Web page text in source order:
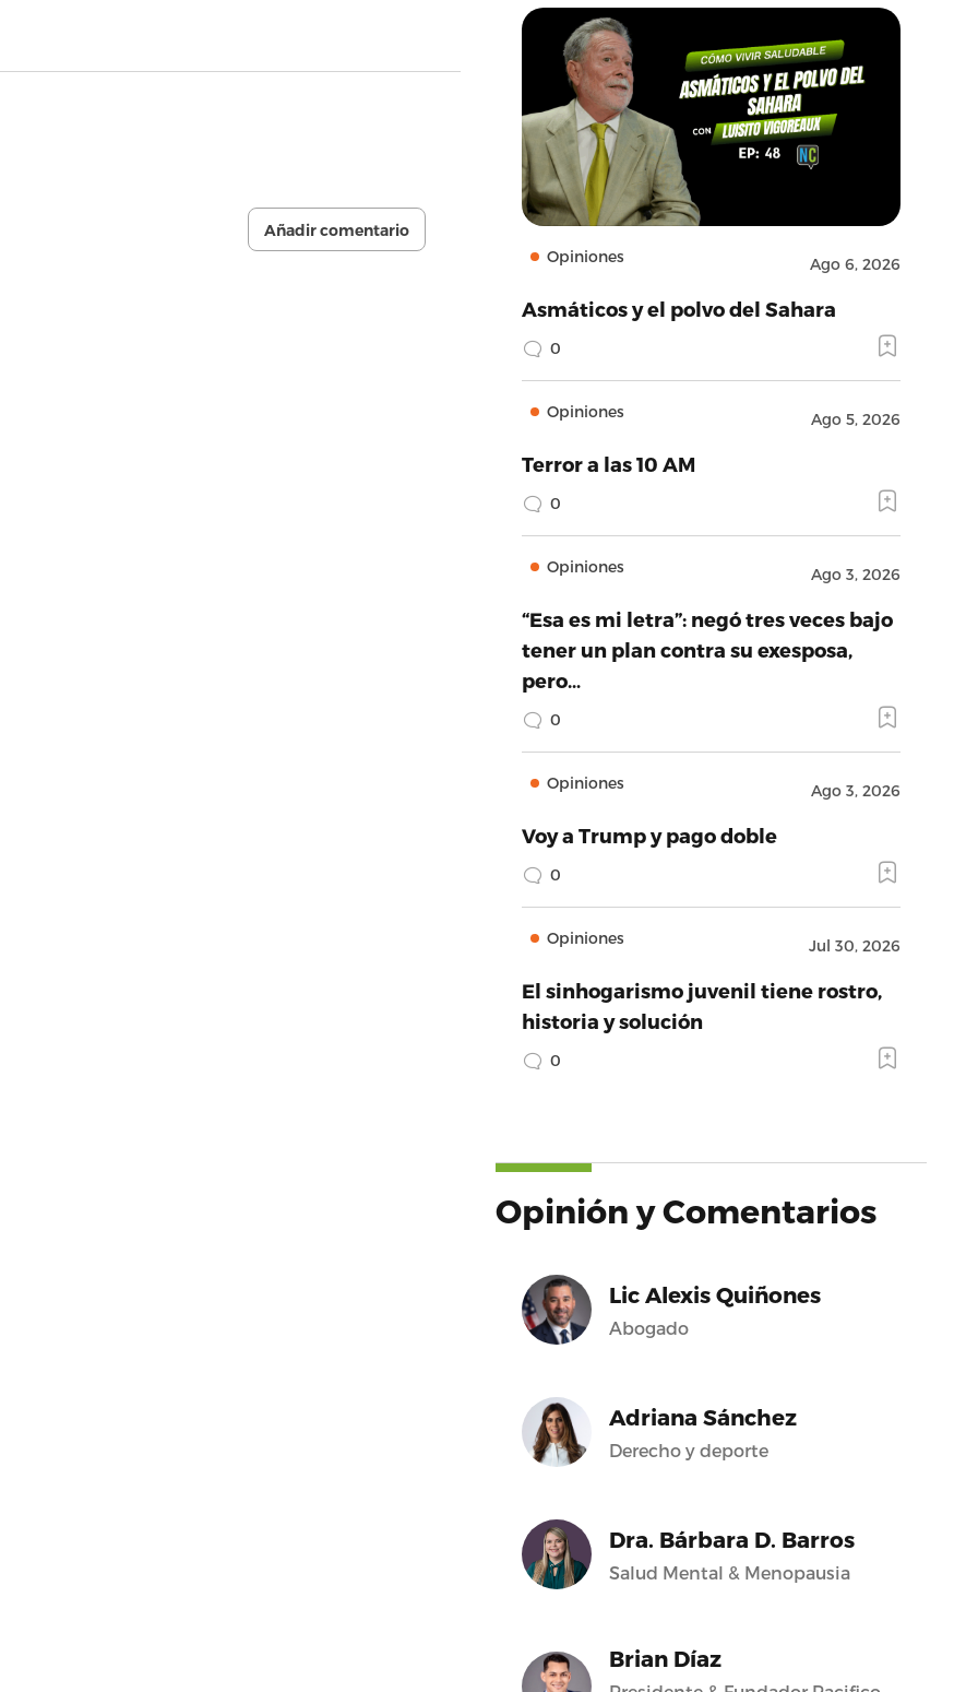
Añadir comentario
Opiniones Ago 6, 2026
Asmáticos y el polvo del Sahara
0
Opiniones Ago 5, 2026
Terror a las 10 AM
0
Opiniones Ago 3, 2026
“Esa es mi letra”: negó tres veces bajo
tener un plan contra su exesposa,
pero…
0
Opiniones Ago 3, 2026
Voy a Trump y pago doble
0
Opiniones Jul 30, 2026
El sinhogarismo juvenil tiene rostro,
historia y solución
0
Opinión y Comentarios
Lic Alexis Quiñones
Abogado
Adriana Sánchez
Derecho y deporte
Dra. Bárbara D. Barros
Salud Mental & Menopausia
Brian Díaz